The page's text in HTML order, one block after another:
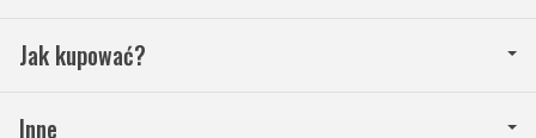
Jak kupować?
Inne